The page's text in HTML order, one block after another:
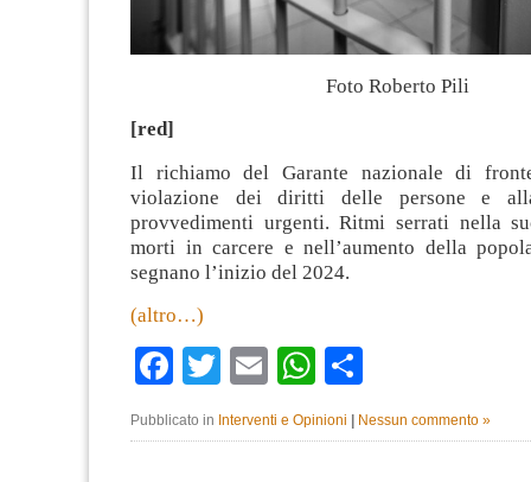
Foto Roberto Pili
[red]
Il richiamo del Garante nazionale di
violazione dei diritti delle persone e
provvedimenti urgenti. Ritmi serrati nella
morti in carcere e nell’aumento della
segnano l’inizio del 2024.
(altro…)
Facebook
TwitterEmailWhatsApp
Pubblicato in Interventi e Opinioni Nessun commento »